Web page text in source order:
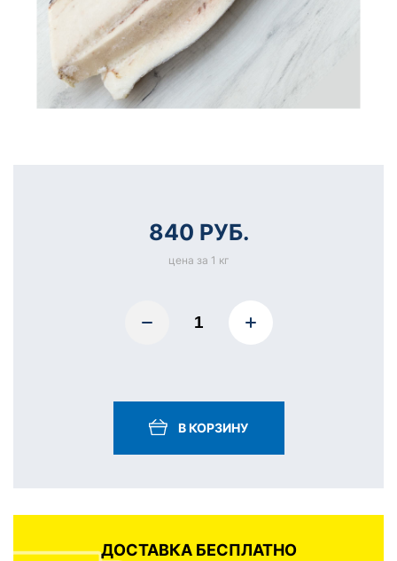
840 РУБ.
цена за 1 кг
В КОРЗИНУ
ДОСТАВКА БЕСПЛАТНО